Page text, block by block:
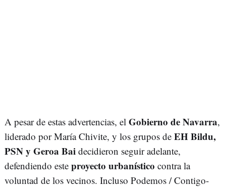
A pesar de estas advertencias, el Gobierno de Navarra,
liderado por María Chivite, y los grupos de EH Bildu,
PSN y Geroa Bai decidieron seguir adelante,
defendiendo este proyecto urbanístico contra la
voluntad de los vecinos. Incluso Podemos / Contigo-